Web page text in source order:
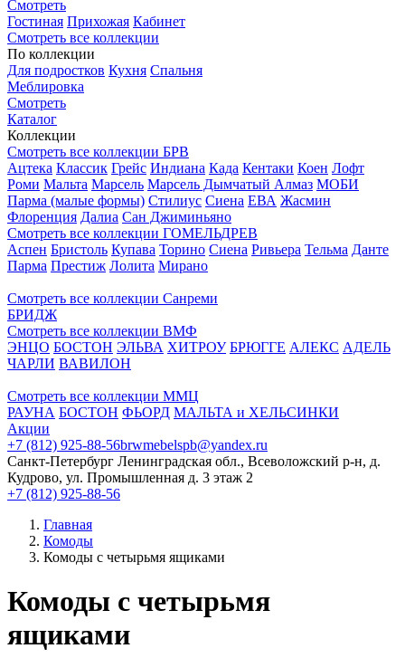
Смотреть
Гостиная Прихожая Кабинет
Смотреть все коллекции
По коллекции
Для подростков Кухня Спальня
Меблировка
Смотреть
Каталог
Коллекции
Смотреть все коллекции БРВ
Ацтека Классик Грейс Индиана Када Кентаки Коен Лофт
Роми Мальта Марсель Марсель Дымчатый Алмаз МОБИ
Парма (малые формы) Стилиус Сиена ЕВА Жасмин
Флоренция Далиа Сан Джиминьяно
Смотреть все коллекции ГОМЕЛЬДРЕВ
Аспен Бристоль Купава Торино Сиена Ривьера Тельма Данте
Парма Престиж Лолита Мирано
Смотреть все коллекции Санреми
БРИДЖ
Смотреть все коллекции ВМФ
ЭНЦО БОСТОН ЭЛЬВА ХИТРОУ БРЮГГЕ АЛЕКС АДЕЛЬ
ЧАРЛИ ВАВИЛОН
Смотреть все коллекции ММЦ
РАУНА БОСТОН ФЬОРД МАЛЬТА и ХЕЛЬСИНКИ
Акции
+7 (812) 925-88-56brwmebelspb@yandex.ru
Санкт-Петербург Ленинградская обл., Всеволожский р-н, д.
Кудрово, ул. Промышленная д. 3 этаж 2
+7 (812) 925-88-56
Главная
Комоды
Комоды с четырьмя ящиками
Комоды с четырьмя
ящиками